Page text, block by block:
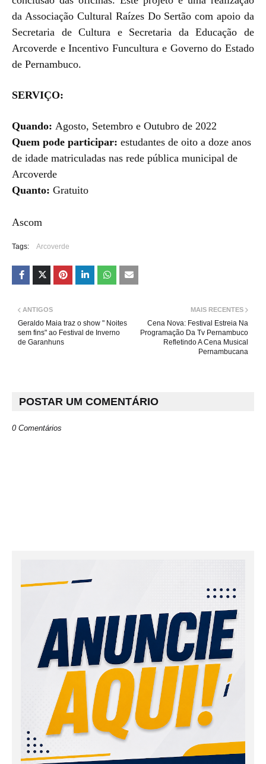
da Associação Cultural Raízes Do Sertão com apoio da
Secretaria de Cultura e Secretaria da Educação de
Arcoverde e Incentivo Funcultura e Governo do Estado
de Pernambuco.
SERVIÇO:
Quando: Agosto, Setembro e Outubro de 2022
Quem pode participar: estudantes de oito a doze anos
de idade matriculadas nas rede pública municipal de
Arcoverde
Quanto: Gratuito
Ascom
Tags: Arcoverde
MAIS RECENTES
Cena Nova: Festival Estreia Na
Programação Da Tv Pernambuco
Refletindo A Cena Musical
Pernambucana
ANTIGOS
Geraldo Maia traz o show " Noites
sem fins" ao Festival de Inverno
de Garanhuns
POSTAR UM COMENTÁRIO
0 Comentários